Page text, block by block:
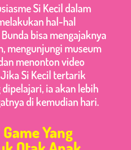
Si Kecil dalam
hal-hal
bisa mengajaknya
mengunjungi museum
menonton video
Si Kecil tertarik
ia akan lebih
di kemudian hari.
Yang